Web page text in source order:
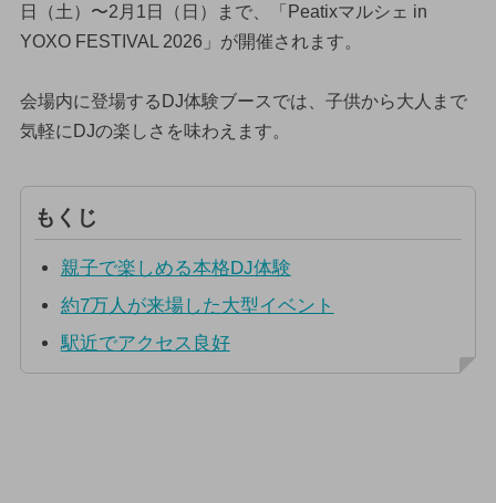
日（土）〜2月1日（日）まで、「Peatixマルシェ in
YOXO FESTIVAL 2026」が開催されます。
会場内に登場するDJ体験ブースでは、子供から大人まで
気軽にDJの楽しさを味わえます。
もくじ
親子で楽しめる本格DJ体験
約7万人が来場した大型イベント
駅近でアクセス良好